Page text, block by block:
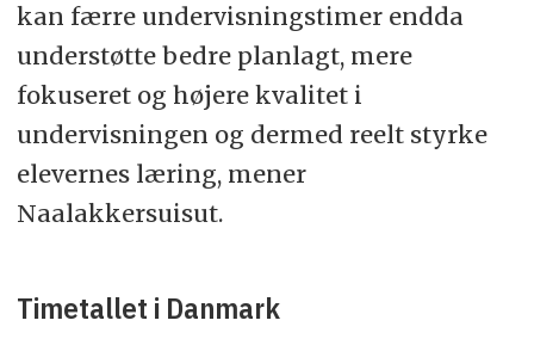
kan færre undervisningstimer endda
understøtte bedre planlagt, mere
fokuseret og højere kvalitet i
undervisningen og dermed reelt styrke
elevernes læring, mener
Naalakkersuisut.
Timetallet i Danmark